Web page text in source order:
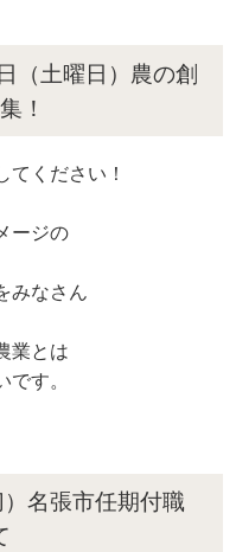
（土曜日）農の創
！
てください！
ージの
みなさん
業とは
す。
）名張市任期付職